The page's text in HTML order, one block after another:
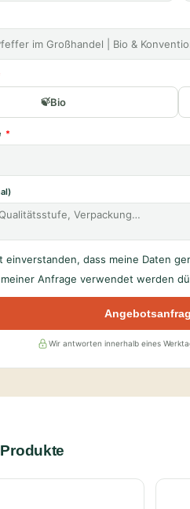
Bio
einverstanden, dass meine Daten
Anfrage verwendet werden
Wir antworten innerhalb eines